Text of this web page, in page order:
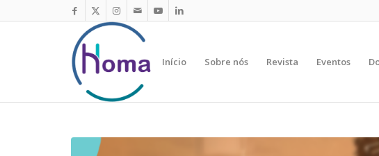
Início Sobre nós Revista Eventos